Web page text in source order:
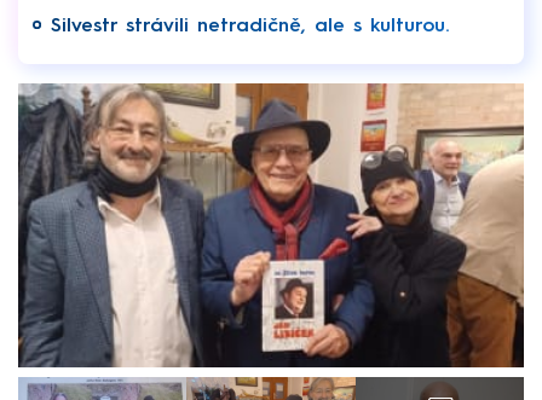
Silvestr strávili netradičně, ale s kulturou.